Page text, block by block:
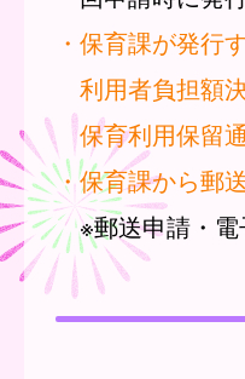
・保育課が発行
利用者負担額
保育利用保留
・保育課から郵
※郵送申請・電